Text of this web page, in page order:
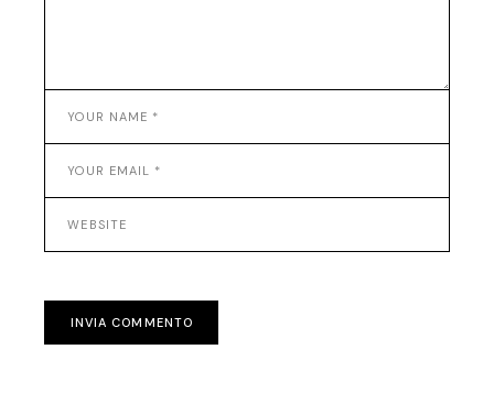
INVIA COMMENTO